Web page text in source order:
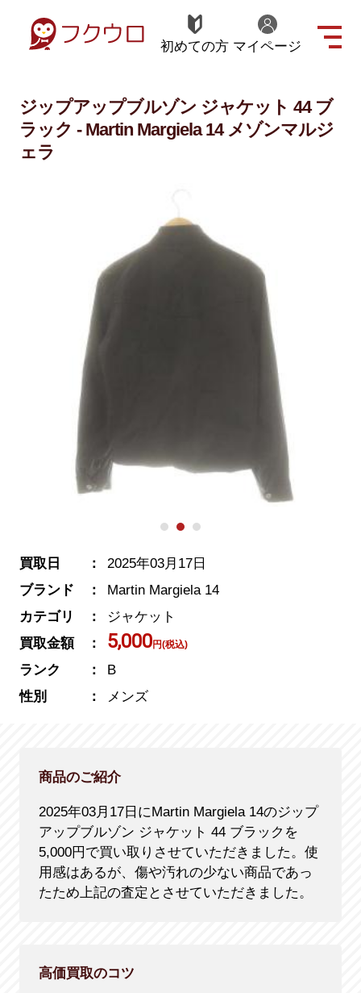
初めての方 マイページ
ジップアップブルゾン ジャケット 44 ブ
ラック - Martin Margiela 14 メゾンマルジ
ェラ
買取日
2025年03月17日
ブランド
Martin Margiela 14
カテゴリ
ジャケット
買取金額
5,000円(税込)
ランク
B
性別
メンズ
商品のご紹介
2025年03月17日にMartin Margiela 14のジップ
アップブルゾン ジャケット 44 ブラックを
5,000円で買い取りさせていただきました。使
用感はあるが、傷や汚れの少ない商品であっ
たため上記の査定とさせていただきました。
高価買取のコツ